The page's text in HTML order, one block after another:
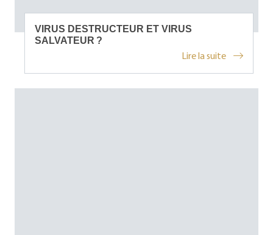
VIRUS DESTRUCTEUR ET VIRUS
SALVATEUR ?
Lire la suite